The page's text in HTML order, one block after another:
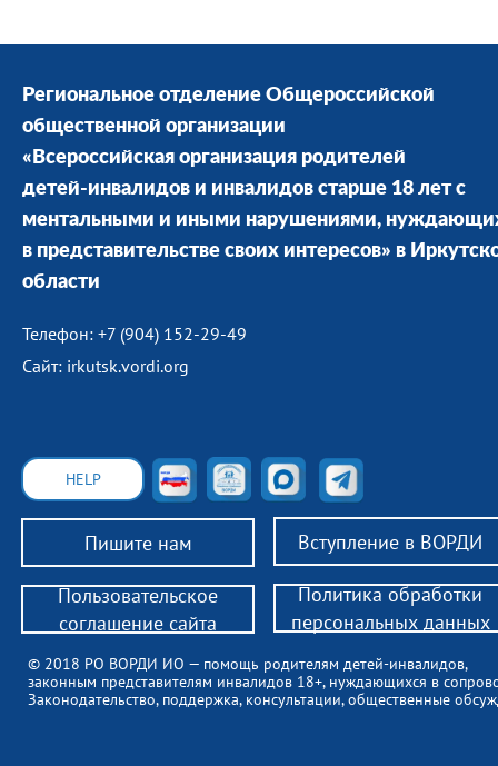
Региональное отделение Общероссийской
общественной организации
«Всероссийская организация родителей
детей-инвалидов и инвалидов старше 18 лет с
ментальными и иными нарушениями,
в представительстве своих интересов» в
области
Телефон: +7 (904) 152-29-49
Сайт: irkutsk.vordi.org
Пишите нам Вступление в ВОРДИ
© 2018 РО ВОРДИ ИО — помощь родителям детей-инвалидов,
законным представителям инвалидов 18+, нуждающихся в
Законодательство, поддержка, консультации, общественные
HELP
Пользовательское
соглашение сайта
Политика обработки
персональных данных